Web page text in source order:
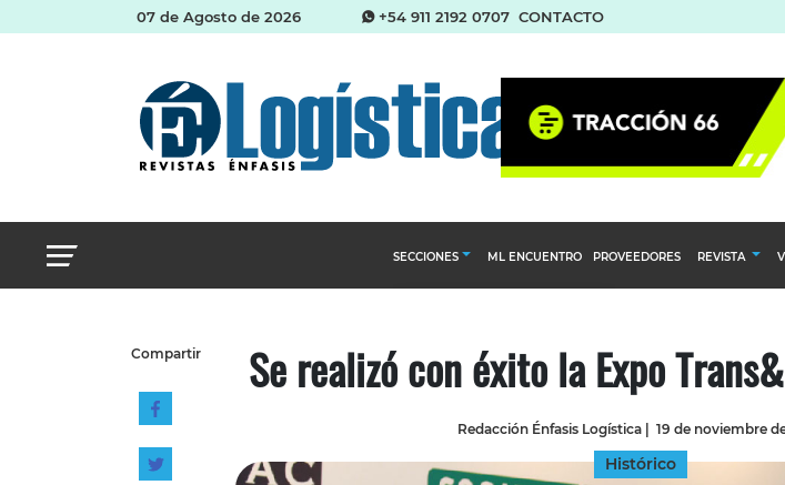
07 de Agosto de 2026 +54 911 2192 0707 CONTACTO
SECCIONES
Almacenes e inventarios
Logística y distribución
Management
ML ENCUENTRO PROVEEDORES REVISTA
Compartir Se realizó con éxito la Expo
Redacción Énfasis Logística 19 de noviembre
Histórico